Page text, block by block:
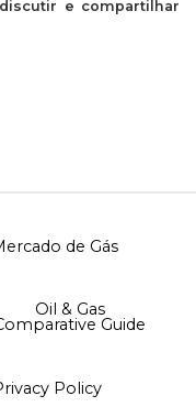
e compartilhar
de Gás
Oil & Gas
Guide
Policy